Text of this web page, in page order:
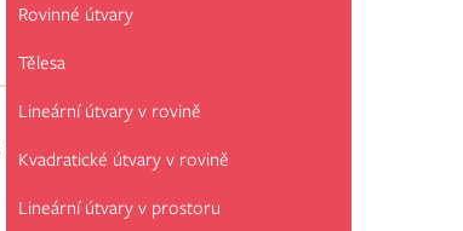
Rovinné útvary
Tělesa
Lineární útvary v rovině
Kvadratické útvary v rovině
Lineární útvary v prostoru